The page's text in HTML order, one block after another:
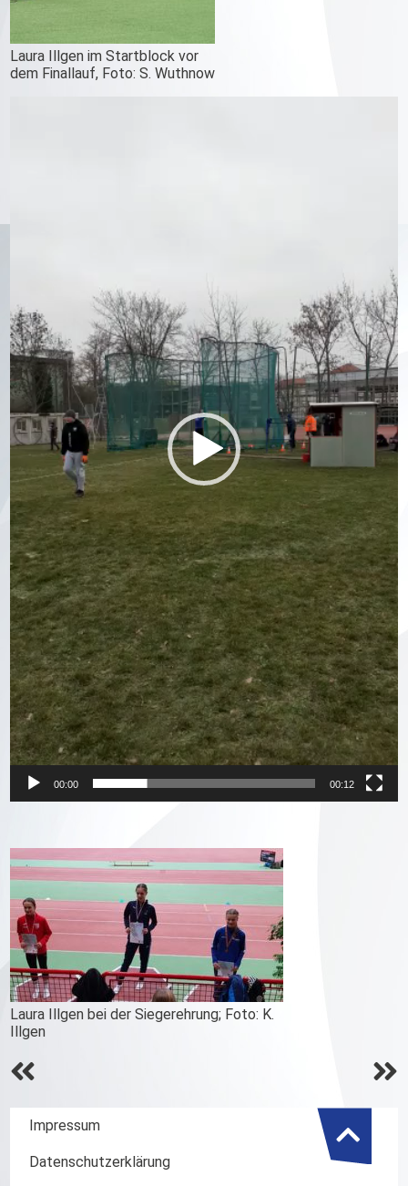
Laura Illgen im Startblock vor
dem Finallauf, Foto: S. Wuthnow
00:00 00:12
Laura Illgen bei der Siegerehrung; Foto: K.
Illgen
Beitrags-
Navigation
Impressum
Datenschutzerklärung